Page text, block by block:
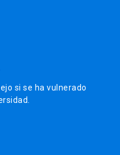
si se ha vulnerado